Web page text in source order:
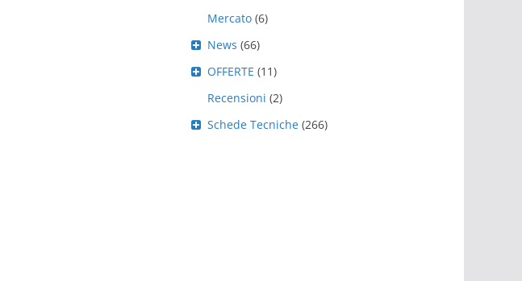
Mercato(6)
News (66)
OFFERTE (11)
Recensioni (2)
Schede Tecniche(266)